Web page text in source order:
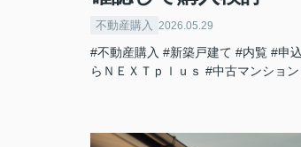
不動産購入 2026.05.29
#不動産購入 #新築戸建て #内覧 #申込
らＮＥＸＴｐｌｕｓ #中古マンション